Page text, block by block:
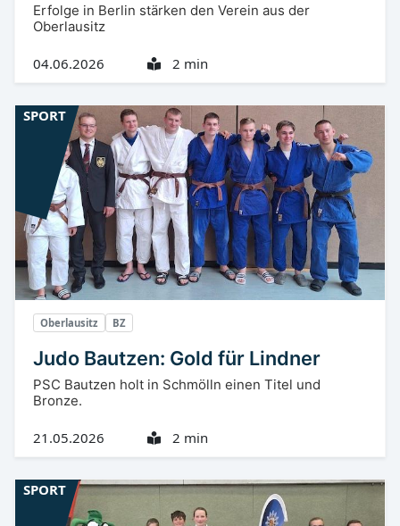
Erfolge in Berlin stärken den Verein aus der
Oberlausitz
04.06.2026 2 min
Oberlausitz BZ
Judo Bautzen: Gold für Lindner
PSC Bautzen holt in Schmölln einen Titel und
Bronze.
21.05.2026 2 min
SPORT
SPORT